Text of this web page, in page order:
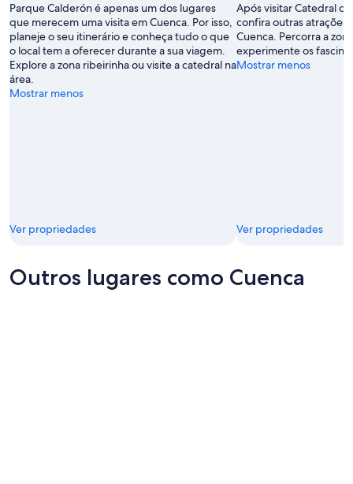
Parque Calderón é apenas um dos lugares
que merecem uma visita em Cuenca. Por isso,
planeje o seu itinerário e conheça tudo o que
o local tem a oferecer durante a sua viagem.
Explore a zona ribeirinha ou visite a catedral na
área.
Mostrar menos
Ver propriedades
Após visitar Catedral
confira outras atrações
Cuenca. Percorra a
experimente os
Mostrar menos
Ver propriedades
Outros lugares como Cuenca